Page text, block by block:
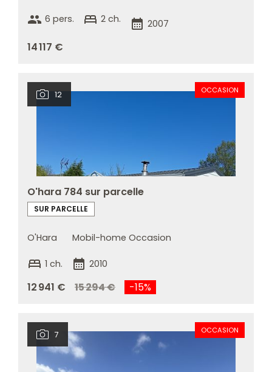
group 6 pers. bed 2 ch. calendar_month 2007
14 117 €
12 OCCASION
O'hara 784 sur parcelle
SUR PARCELLE
O'Hara Mobil-home Occasion
bed 1 ch. calendar_month 2010
12 941 € 15 294 € -15%
7 OCCASION